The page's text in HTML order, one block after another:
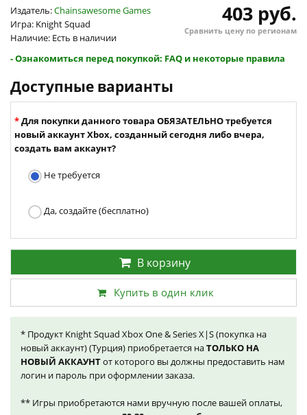
Издатель:Chainsawesome Games
Игра: Knight Squad
Наличие: Есть в наличии
403 руб.
Сравнить цену по регионам
- Ознакомиться перед покупкой: FAQ и некоторые правила
Доступные варианты
Для покупки данного товара ОБЯЗАТЕЛЬНО требуется
новый аккаунт Xbox, созданный сегодня либо вчера,
создать вам аккаунт?
Не требуется
Да, создайте (бесплатно)
В корзину
Купить в один клик
* Продукт Knight Squad Xbox One & Series X|S (покупка на
новый аккаунт) (Турция) приобретается наТОЛЬКО НА
НОВЫЙ АККАУНТот которого вы должны предоставить нам
логин и пароль при оформлении заказа.
** Игры приобретаются нами вручную после вашей оплаты,